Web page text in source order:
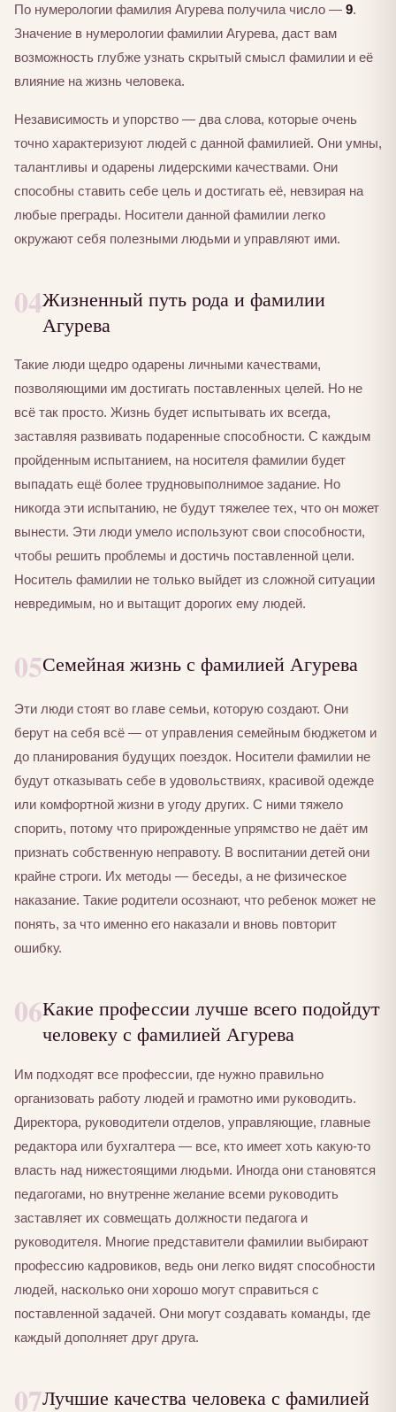
По нумерологии фамилия Агурева получила число — 9.
Значение в нумерологии фамилии Агурева, даст вам
возможность глубже узнать скрытый смысл фамилии и её
влияние на жизнь человека.
Независимость и упорство — два слова, которые очень
точно характеризуют людей с данной фамилией. Они умны,
талантливы и одарены лидерскими качествами. Они
способны ставить себе цель и достигать её, невзирая на
любые преграды. Носители данной фамилии легко
окружают себя полезными людьми и управляют ими.
04Жизненный путь рода и фамилии
Агурева
Такие люди щедро одарены личными качествами,
позволяющими им достигать поставленных целей. Но не
всё так просто. Жизнь будет испытывать их всегда,
заставляя развивать подаренные способности. С каждым
пройденным испытанием, на носителя фамилии будет
выпадать ещё более трудновыполнимое задание. Но
никогда эти испытанию, не будут тяжелее тех, что он может
вынести. Эти люди умело используют свои способности,
чтобы решить проблемы и достичь поставленной цели.
Носитель фамилии не только выйдет из сложной ситуации
невредимым, но и вытащит дорогих ему людей.
05Семейная жизнь с фамилией Агурева
Эти люди стоят во главе семьи, которую создают. Они
берут на себя всё — от управления семейным бюджетом и
до планирования будущих поездок. Носители фамилии не
будут отказывать себе в удовольствиях, красивой одежде
или комфортной жизни в угоду других. С ними тяжело
спорить, потому что прирожденные упрямство не даёт им
признать собственную неправоту. В воспитании детей они
крайне строги. Их методы — беседы, а не физическое
наказание. Такие родители осознают, что ребенок может не
понять, за что именно его наказали и вновь повторит
ошибку.
06Какие профессии лучше всего подойдут
человеку с фамилией Агурева
Им подходят все профессии, где нужно правильно
организовать работу людей и грамотно ими руководить.
Директора, руководители отделов, управляющие, главные
редактора или бухгалтера — все, кто имеет хоть какую-то
власть над нижестоящими людьми. Иногда они становятся
педагогами, но внутренне желание всеми руководить
заставляет их совмещать должности педагога и
руководителя. Многие представители фамилии выбирают
профессию кадровиков, ведь они легко видят способности
людей, насколько они хорошо могут справиться с
поставленной задачей. Они могут создавать команды, где
каждый дополняет друг друга.
07Лучшие качества человека с фамилией